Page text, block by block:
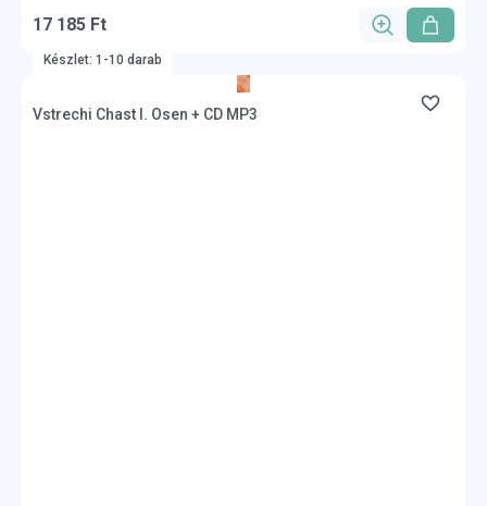
17 185 Ft
Készlet: 1-10 darab
Vstrechi Chast I. Osen + CD MP3